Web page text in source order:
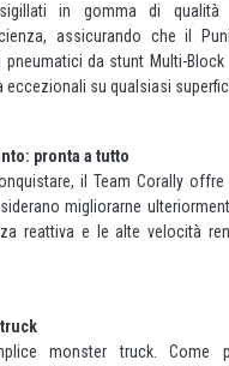
in gomma di qualità
assicurando che il
da stunt Multi-Block
su qualsiasi
pronta a tutto
il Team Corally
migliorarne
reattiva e le alte velocità
monster truck. Come